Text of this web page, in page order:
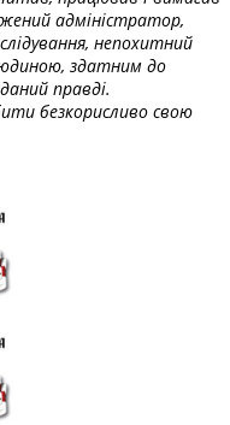
адміністратор,
непохитний
здатним до
правді.
безкорисливо свою